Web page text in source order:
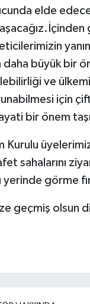
elde
daha büyük bir
ve
için
bir önem
Kurulu
sahalarını
görme
geçmiş olsun